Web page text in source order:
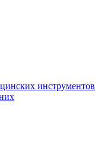
инструментов